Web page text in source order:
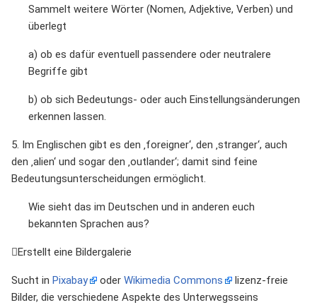
Sammelt weitere Wörter (Nomen, Adjektive, Verben) und
überlegt
a) ob es dafür eventuell passendere oder neutralere
Begriffe gibt
b) ob sich Bedeutungs- oder auch Einstellungsänderungen
erkennen lassen.
5. Im Englischen gibt es den ‚foreigner‘, den ‚stranger‘, auch
den ‚alien‘ und sogar den ‚outlander‘; damit sind feine
Bedeutungsunterscheidungen ermöglicht.
Wie sieht das im Deutschen und in anderen euch
bekannten Sprachen aus?
Erstellt eine Bildergalerie
Sucht in Pixabay oder Wikimedia Commons
lizenz-freie
Bilder, die verschiedene Aspekte des Unterwegsseins